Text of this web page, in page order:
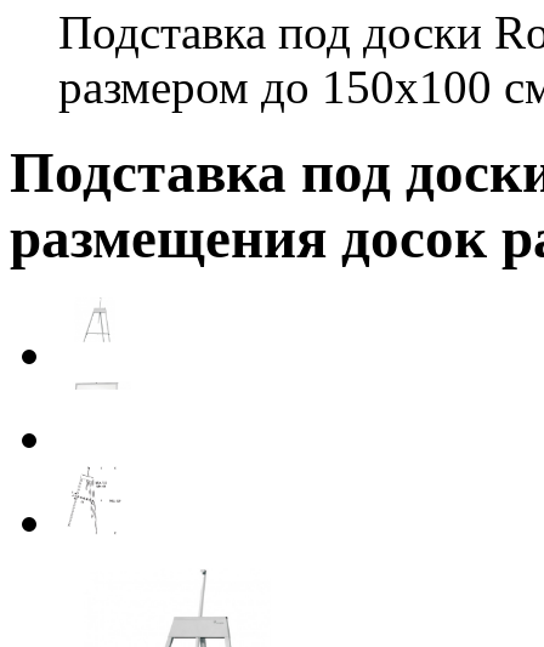
Подставка под доски
размером до 150х100
Подставка под
размещения досок